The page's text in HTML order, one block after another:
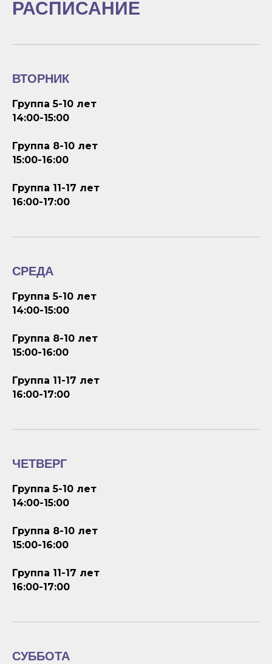
РАСПИСАНИЕ
ВТОРНИК
Группа 5-10 лет
14:00-15:00
Группа 8-10 лет
15:00-16:00
Группа 11-17 лет
16:00-17:00
СРЕДА
Группа 5-10 лет
14:00-15:00
Группа 8-10 лет
15:00-16:00
Группа 11-17 лет
16:00-17:00
ЧЕТВЕРГ
Группа 5-10 лет
14:00-15:00
Группа 8-10 лет
15:00-16:00
Группа 11-17 лет
16:00-17:00
СУББОТА